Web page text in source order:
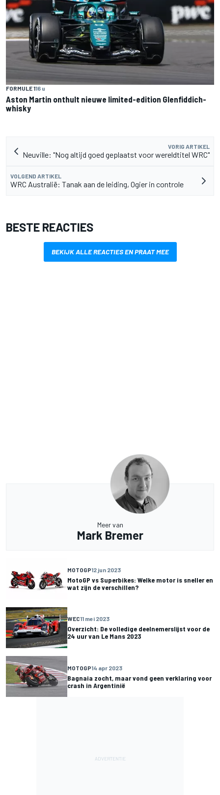
FORMULE 116 u
Aston Martin onthult nieuwe limited-edition Glenfiddich-
whisky
VORIG ARTIKEL
Neuville: "Nog altijd goed geplaatst voor wereldtitel WRC"
VOLGEND ARTIKEL
WRC Australië: Tanak aan de leiding, Ogier in controle
BESTE REACTIES
BEKIJK ALLE REACTIES EN PRAAT MEE
Meer van
Mark Bremer
MOTOGP12 jun 2023
MotoGP vs Superbikes: Welke motor is sneller en
wat zijn de verschillen?
WEC11 mei 2023
Overzicht: De volledige deelnemerslijst voor de
24 uur van Le Mans 2023
MOTOGP14 apr 2023
Bagnaia zocht, maar vond geen verklaring voor
crash in Argentinië